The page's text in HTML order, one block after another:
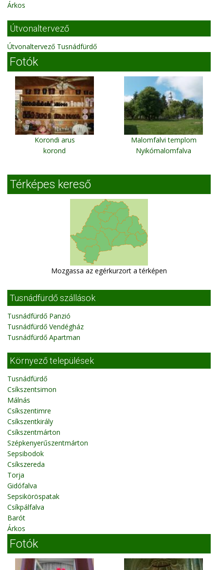
Árkos
Útvonaltervező
Útvonaltervező Tusnádfürdő
Fotók
Korondi arus
korond
Malomfalvi templom
Nyikómalomfalva
Térképes kereső
Mozgassa az egérkurzort a térképen
Tusnádfürdő szállások
Tusnádfürdő Panzió
Tusnádfürdő Vendégház
Tusnádfürdő Apartman
Környező települések
Tusnádfürdő
Csíkszentsimon
Málnás
Csíkszentimre
Csíkszentkirály
Csíkszentmárton
Szépkenyerűszentmárton
Sepsibodok
Csíkszereda
Torja
Gidófalva
Sepsiköröspatak
Csíkpálfalva
Barót
Árkos
Fotók